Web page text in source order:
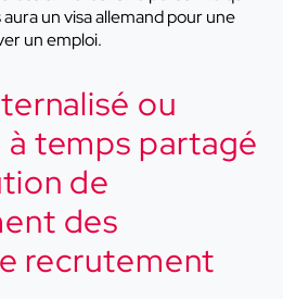
un visa allemand pour une
un emploi.
ou
temps partagé
de
des
recrutement